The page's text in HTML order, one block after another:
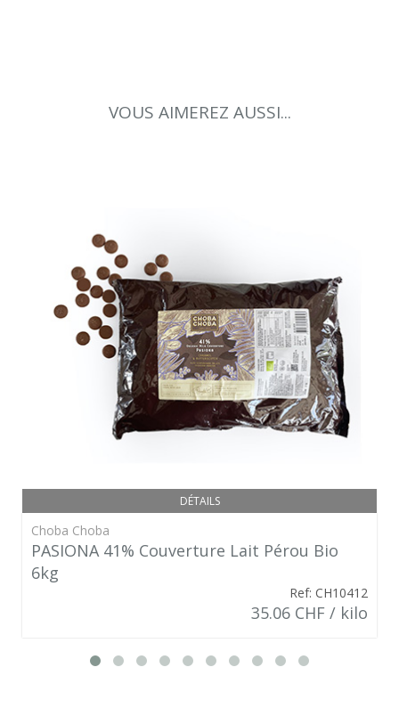
VOUS AIMEREZ AUSSI...
DÉTAILS
Choba Choba
PASIONA 41% Couverture Lait Pérou Bio
6kg
Ref: CH10412
35.06 CHF / kilo